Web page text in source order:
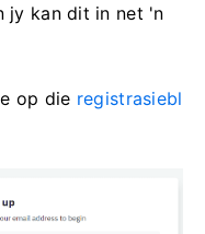
jy kan dit in net 'n
op die registrasiebl